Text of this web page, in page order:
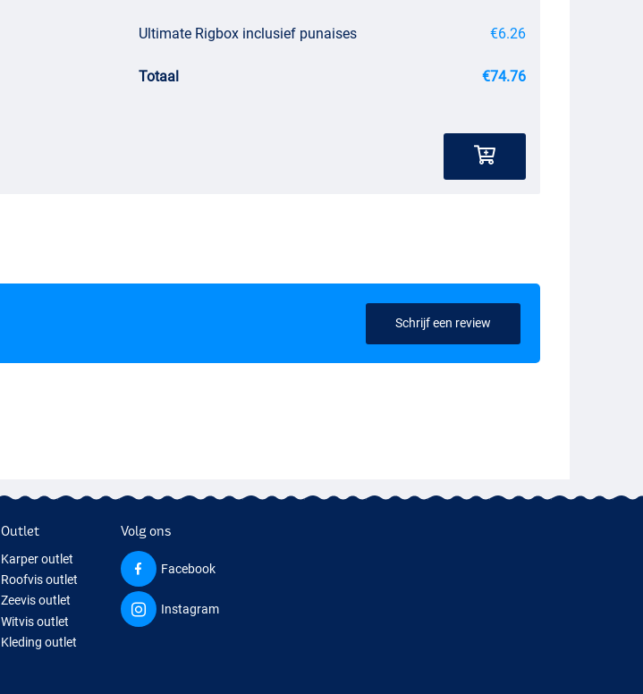
Ultimate Rigbox inclusief punaises €6.26
Totaal €74.76
Schrijf een review
Outlet
Karper outlet
Roofvis outlet
Zeevis outlet
Witvis outlet
Kleding outlet
Volg ons
Facebook
Instagram